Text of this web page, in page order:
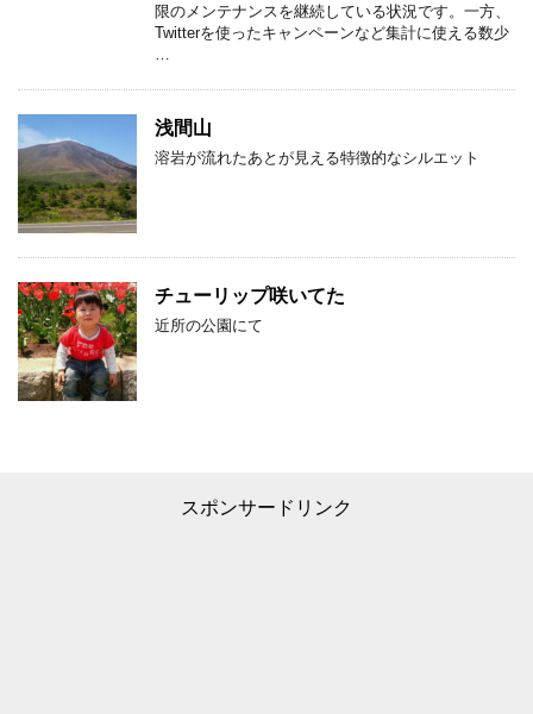
限のメンテナンスを継続している状況です。一方、
Twitterを使ったキャンペーンなど集計に使える数少
浅間山
溶岩が流れたあとが見える特徴的なシルエット
チューリップ咲いてた
近所の公園にて
スポンサードリンク